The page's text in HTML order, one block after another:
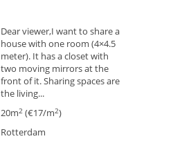
Dear viewer,I want to share a
house with one room (4×4.5
meter). It has a closet with
two moving mirrors at the
front of it. Sharing spaces are
the living...
20m2 (€17/m2)
Rotterdam